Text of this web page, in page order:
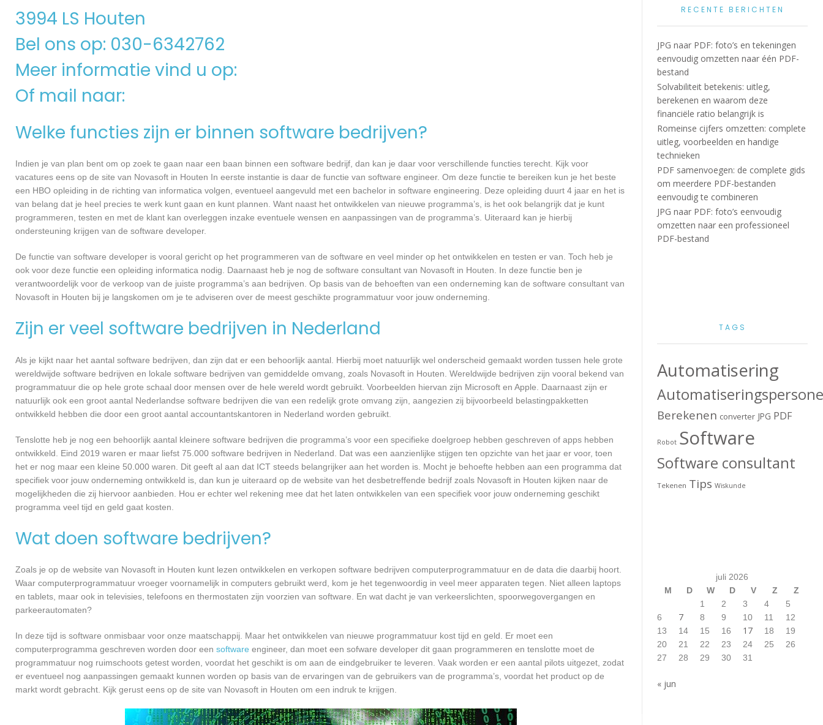
3994 LS Houten
Bel ons op: 030-6342762
Meer informatie vind u op:
Of mail naar:
Welke functies zijn er binnen software bedrijven?
Indien je van plan bent om op zoek te gaan naar een baan binnen een software bedrijf, dan kan je daar voor verschillende functies terecht. Kijk voor
vacatures eens op de site van Novasoft in Houten In eerste instantie is daar de functie van software engineer. Om deze functie te bereiken kun je het beste
een HBO opleiding in de richting van informatica volgen, eventueel aangevuld met een bachelor in software engineering. Deze opleiding duurt 4 jaar en het is
van belang dat je heel precies te werk kunt gaan en kunt plannen. Want naast het ontwikkelen van nieuwe programma’s, is het ook belangrijk dat je kunt
programmeren, testen en met de klant kan overleggen inzake eventuele wensen en aanpassingen van de programma’s. Uiteraard kan je hierbij
ondersteuning krijgen van de software developer.
De functie van software developer is vooral gericht op het programmeren van de software en veel minder op het ontwikkelen en testen er van. Toch heb je
ook voor deze functie een opleiding informatica nodig. Daarnaast heb je nog de software consultant van Novasoft in Houten. In deze functie ben je
verantwoordelijk voor de verkoop van de juiste programma’s aan bedrijven. Op basis van de behoeften van een onderneming kan de software consultant van
Novasoft in Houten bij je langskomen om je te adviseren over de meest geschikte programmatuur voor jouw onderneming.
Zijn er veel software bedrijven in Nederland
Als je kijkt naar het aantal software bedrijven, dan zijn dat er een behoorlijk aantal. Hierbij moet natuurlijk wel onderscheid gemaakt worden tussen hele grote
wereldwijde software bedrijven en lokale software bedrijven van gemiddelde omvang, zoals Novasoft in Houten. Wereldwijde bedrijven zijn vooral bekend van
programmatuur die op hele grote schaal door mensen over de hele wereld wordt gebruikt. Voorbeelden hiervan zijn Microsoft en Apple. Daarnaast zijn er
natuurlijk ook een groot aantal Nederlandse software bedrijven die van een redelijk grote omvang zijn, aangezien zij bijvoorbeeld belastingpakketten
ontwikkeld hebben die door een groot aantal accountantskantoren in Nederland worden gebruikt.
Tenslotte heb je nog een behoorlijk aantal kleinere software bedrijven die programma’s voor een specifieke doelgroep hebben geschreven of apps hebben
ontwikkeld. Eind 2019 waren er maar liefst 75.000 software bedrijven in Nederland. Dat was een aanzienlijke stijgen ten opzichte van het jaar er voor, toen
het er nog maar een kleine 50.000 waren. Dit geeft al aan dat ICT steeds belangrijker aan het worden is. Mocht je behoefte hebben aan een programma dat
specifiek voor jouw onderneming ontwikkeld is, dan kun je uiteraard op de website van het desbetreffende bedrijf zoals Novasoft in Houten kijken naar de
mogelijkheden die zij hiervoor aanbieden. Hou er echter wel rekening mee dat het laten ontwikkelen van een specifiek voor jouw onderneming geschikt
programma veel tijd en geld gaat kosten.
Wat doen software bedrijven?
Zoals je op de website van Novasoft in Houten kunt lezen ontwikkelen en verkopen software bedrijven computerprogrammatuur en de data die daarbij hoort.
Waar computerprogrammatuur vroeger voornamelijk in computers gebruikt werd, kom je het tegenwoordig in veel meer apparaten tegen. Niet alleen laptops
en tablets, maar ook in televisies, telefoons en thermostaten zijn voorzien van software. En wat dacht je van verkeerslichten, spoorwegovergangen en
parkeerautomaten?
In deze tijd is software onmisbaar voor onze maatschappij. Maar het ontwikkelen van nieuwe programmatuur kost tijd en geld. Er moet een
computerprogramma geschreven worden door een software engineer, dan moet een sofware developer dit gaan programmeren en tenslotte moet de
programmatuur nog ruimschoots getest worden, voordat het geschikt is om aan de eindgebruiker te leveren. Vaak worden er een aantal pilots uitgezet, zodat
er eventueel nog aanpassingen gemaakt kunnen worden op basis van de ervaringen van de gebruikers van de programma’s, voordat het product op de
markt wordt gebracht. Kijk gerust eens op de site van Novasoft in Houten om een indruk te krijgen.
RECENTE BERICHTEN
JPG naar PDF: foto’s en tekeningen
eenvoudig omzetten naar één PDF-
bestand
Solvabiliteit betekenis: uitleg,
berekenen en waarom deze
financiële ratio belangrijk is
Romeinse cijfers omzetten: complete
uitleg, voorbeelden en handige
technieken
PDF samenvoegen: de complete gids
om meerdere PDF-bestanden
eenvoudig te combineren
JPG naar PDF: foto’s eenvoudig
omzetten naar een professioneel
PDF-bestand
TAGS
Automatisering
Berekenen converter JPG PDF
Robot Software
Software consultant
Tekenen Tips Wiskunde
juli 2026
M
D W D V Z
Z
1
2 3 4
5
6
7 8 9 10 11
12
13
14 15 16 17 18
19
20
21 22 23 24 25
26
27
28 29 30 31
« jun